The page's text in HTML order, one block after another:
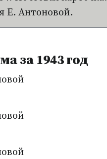
Е. Антоновой.
за 1943 год